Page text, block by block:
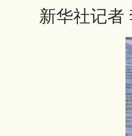
新华社记者